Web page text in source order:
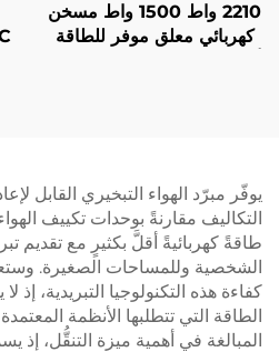
2210 واط 1500 واط مسخن
كهربائي معلق موفر للطاقة
يوفّر مبرّد الهواء التبخيري القابل
التكاليف مقارنةً بوحدات تكييف
طاقةً كهربائيةً أقلَّ بكثيرٍ مع تقديم
الشخصية وللمساحات الصغيرة.
كفاءة هذه التكنولوجيا التبريدية،
الطاقة التي تتطلبها الأنظمة
المبالغة في أهمية ميزة التنقُّل، إذ